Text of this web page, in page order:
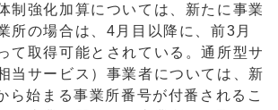
制強化加算については、新たに事業
所の場合は、4月目以降に、前3月
て取得可能とされている。通所型サ
当サービス）事業者については、新
ら始まる事業所番号が付番されるこ